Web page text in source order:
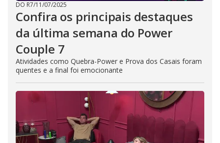
DO R7/11/07/2025
Confira os principais destaques
da última semana do Power
Couple 7
Atividades como Quebra-Power e Prova dos Casais foram
quentes e a final foi emocionante